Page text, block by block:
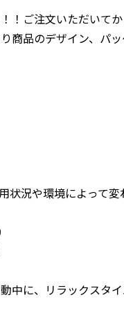
！ご注文いただいてか
商品のデザイン、パッ
状況や環境によって変
中に、リラックスタ